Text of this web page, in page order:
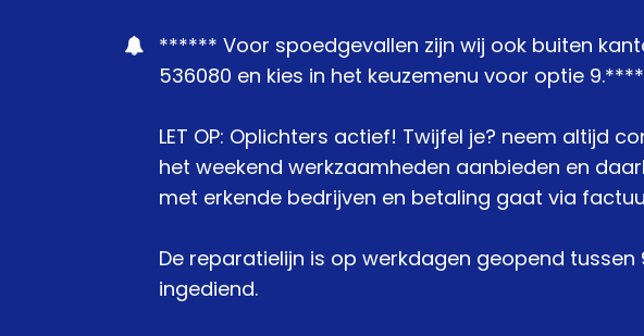
****** Voor spoedgevallen zijn wij ook buiten
536080 en kies in het keuzemenu voor optie
LET OP: Oplichters actief! Twijfel je? neem altijd
het weekend werkzaamheden aanbieden en
met erkende bedrijven en betaling gaat via
De reparatielijn is op werkdagen geopend tussen
ingediend.